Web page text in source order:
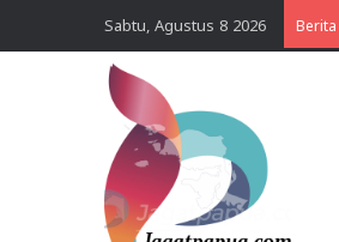
Sabtu, Agustus 8 2026